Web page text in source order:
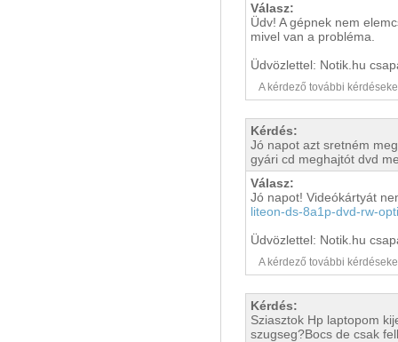
Válasz:
Üdv! A gépnek nem
mivel van a probléma.
Üdvözlettel: Notik.hu
A kérdező további
Kérdés:
Jó napot azt sretném
gyári cd meghajtót dvd
Válasz:
Jó napot! Videókártyát
liteon-ds-8a1p-dvd-rw-
Üdvözlettel: Notik.hu
A kérdező további
Kérdés:
Sziasztok Hp laptopom
szugseg?Bocs de csak